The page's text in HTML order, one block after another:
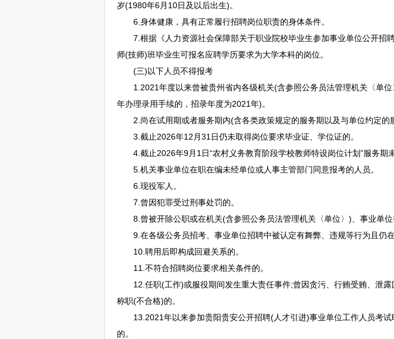
岁(1980年6月10日及以后出生)。
6.身体健康，具有正常履行招聘岗位职责的身体条件。
7.根据《人力资源社会保障部关于职业院校毕业生参加事业单位公开招
师(技师)班毕业生可报名应聘学历要求为大学本科的岗位。
(三)以下人员不得报考
1.2021年度以来曾被贵州省内各级机关(含参照公务员法管理机关〈单
年办理录用手续的，招录年度为2021年)。
2.尚在试用期或者服务期内(含各类政策规定的服务期以及与单位约定的
3.截止2026年12月31日仍未取得岗位要求毕业证、学位证的。
4.截止2026年9月1日“农村义务教育阶段学校教师特设岗位计划”服务期
5.机关事业单位在职在编未经单位或人事主管部门同意报考的人员。
6.现役军人。
7.曾因犯罪受过刑事处罚的。
8.曾被开除公职或在机关(含参照公务员法管理机关〈单位〉)、 事业单位
9.在各级公务员招考、 事业单位招聘中被认定有舞弊、违规等行为且仍
10.聘用后即构成回避关系的。
11.不符合招聘岗位要求相关条件的。
12.任职(工作)或服役期间发生重大责任事件;曾因贪污、行贿受贿、泄露
称职(不合格)的。
13.2021年以来参加贵阳贵安公开招聘(人才引进)事业单位工作人员考
的。